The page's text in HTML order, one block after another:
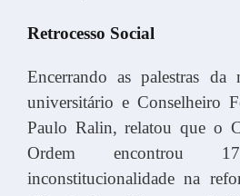
Retrocesso Social
Encerrando as palestras da
universitário e Conselheiro
Paulo Ralin, relatou que o
Ordem encontrou
inconstitucionalidade na